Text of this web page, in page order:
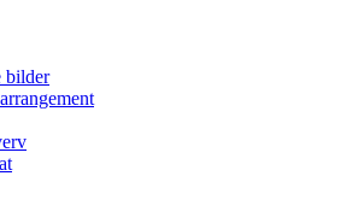
bilder